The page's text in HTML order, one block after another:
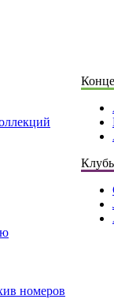
номеров